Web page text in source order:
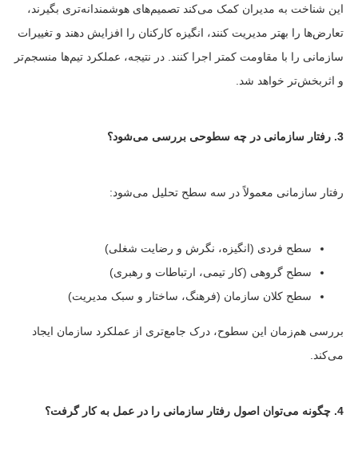
این شناخت به مدیران کمک می‌کند تصمیم‌های هوشمندانه‌تری بگیرند،
تعارض‌ها را بهتر مدیریت کنند، انگیزه کارکنان را افزایش دهند و تغییرات
سازمانی را با مقاومت کمتر اجرا کنند. در نتیجه، عملکرد تیم‌ها منسجم‌تر
و اثربخش‌تر خواهد شد.
3. رفتار سازمانی در چه سطوحی بررسی می‌شود؟
رفتار سازمانی معمولاً در سه سطح تحلیل می‌شود:
سطح فردی (انگیزه، نگرش و رضایت شغلی)
سطح گروهی (کار تیمی، ارتباطات و رهبری)
سطح کلان سازمان (فرهنگ، ساختار و سبک مدیریت)
بررسی هم‌زمان این سطوح، درک جامع‌تری از عملکرد سازمان ایجاد
می‌کند.
4. چگونه می‌توان اصول رفتار سازمانی را در عمل به کار گرفت؟